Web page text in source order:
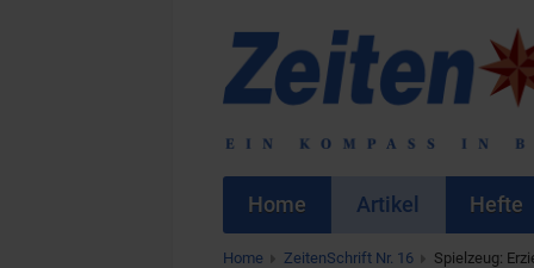
Home Artikel Hefte
Home ZeitenSchrift Nr. 16 Spielzeug: